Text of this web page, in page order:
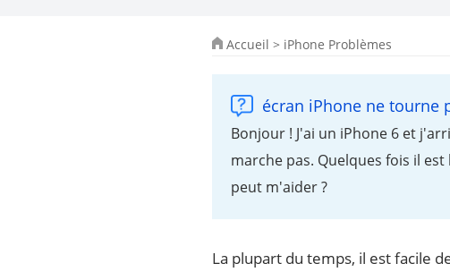
Accueil > iPhone Problèmes
écran iPhone ne tourne
Bonjour ! J'ai un iPhone 6 et
marche pas. Quelques fois il
peut m'aider ?
La plupart du temps, il est facile